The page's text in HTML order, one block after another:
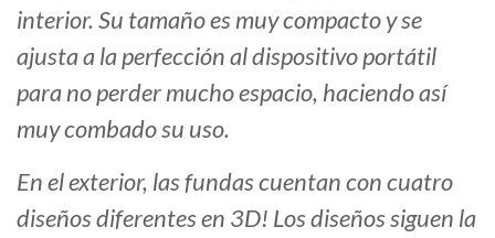
interior. Su tamaño es muy compacto y se
ajusta a la perfección al dispositivo portátil
para no perder mucho espacio, haciendo así
muy combado su uso.
En el exterior, las fundas cuentan con cuatro
diseños diferentes en 3D! Los diseños siguen la